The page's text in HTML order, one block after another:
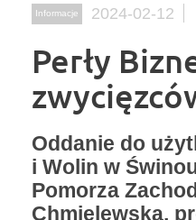
Informacje 2024-02-12
Perły
Oddanie do
i Wolin w
Pomorza
Chmielewska,